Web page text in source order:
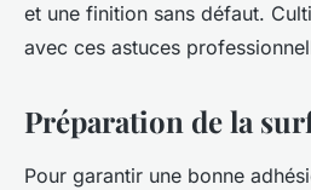
et une finition sans défaut.
avec ces astuces
Préparation de la
Pour garantir une bonne